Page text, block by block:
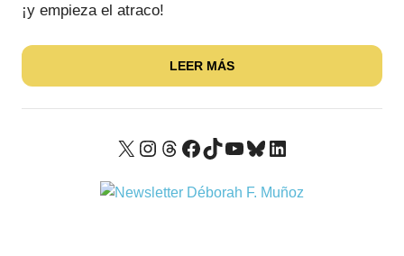
¡y empieza el atraco!
LEER MÁS
X Instagram
Threads
Facebook
TikTok
YouTube
Bluesky
LinkedIn